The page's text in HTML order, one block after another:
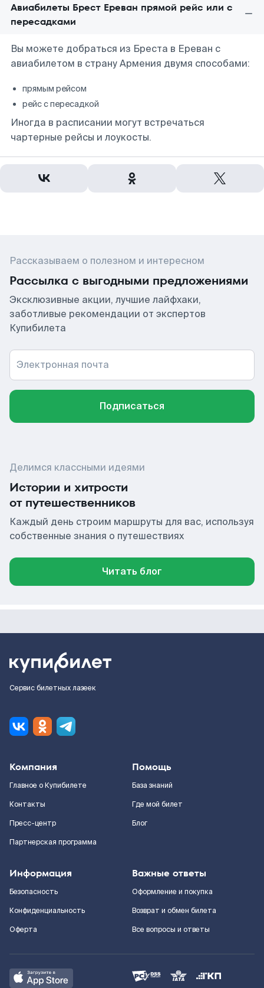
Авиабилеты Брест Ереван прямой рейс или с
пересадками
Вы можете добраться из Бреста в Ереван с
авиабилетом в страну Армения двумя способами:
прямым рейсом
рейс с пересадкой
Иногда в расписании могут встречаться
чартерные рейсы и лоукосты.
Рассказываем о полезном и интересном
Рассылка с выгодными предложениями
Эксклюзивные акции, лучшие лайфхаки,
заботливые рекомендации от экспертов
Купибилета
Электронная почта
Подписаться
Делимся классными идеями
Истории и хитрости
от путешественников
Каждый день строим маршруты для вас, используя
собственные знания о путешествиях
Читать блог
Сервис билетных лазеек
Компания
Главное о Купибилете
Контакты
Пресс-центр
Партнерская программа
Помощь
База знаний
Где мой билет
Блог
Информация
Безопасность
Конфиденциальность
Оферта
Важные ответы
Оформление и покупка
Возврат и обмен билета
Все вопросы и ответы